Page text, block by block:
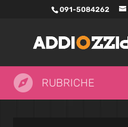
091-5084262
 RUBRICHE